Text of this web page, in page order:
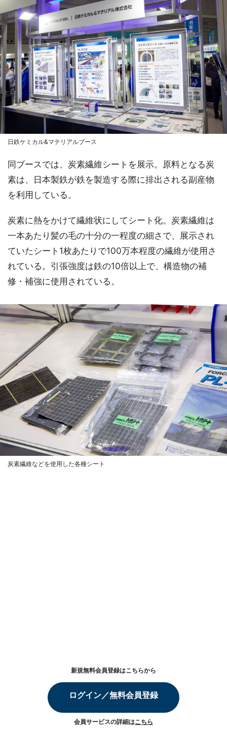
日鉄ケミカル&マテリアルブース
同ブースでは、炭素繊維シートを展示。原料となる炭
素は、日本製鉄が鉄を製造する際に排出される副産物
を利用している。
炭素に熱をかけて繊維状にしてシート化。炭素繊維は
一本あたり髪の毛の十分の一程度の細さで、展示され
ていたシート1枚あたりで100万本程度の繊維が使用さ
れている。引張強度は鉄の10倍以上で、構造物の補
修・補強に使用されている。
炭素繊維などを使用した各種シート
新規無料会員登録はこちらから
ログイン／無料会員登録
会員サービスの詳細はこちら